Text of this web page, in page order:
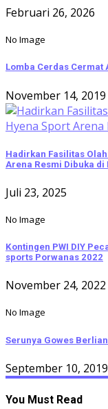
Februari 26, 2026
No Image
Lomba Cerdas
November 14, 2019
Hadirkan Fasilitas
Arena Resmi Dibuka
Juli 23, 2025
No Image
Kontingen PWI DIY
sports Porwanas 2022
November 24, 2022
No Image
Serunya Gowes
September 10, 2019
You Must Read